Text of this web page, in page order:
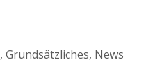
, Grundsätzliches, News